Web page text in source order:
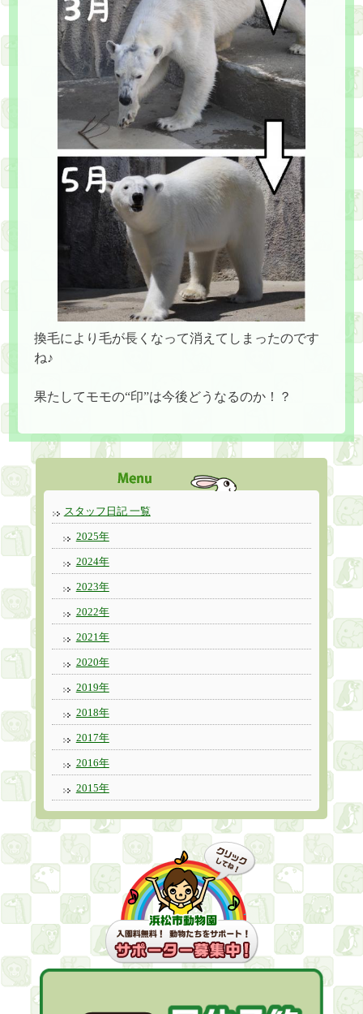
換毛により毛が長くなって消えてしまったのです
ね♪
果たしてモモの“印”は今後どうなるのか！？
スタッフ日記 一覧
2025年
2024年
2023年
2022年
2021年
2020年
2019年
2018年
2017年
2016年
2015年